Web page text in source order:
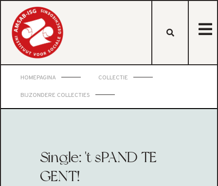
HOMEPAGINA COLLECTIE
BIJZONDERE COLLECTIES
Single: 't sPAND TE
GENT!